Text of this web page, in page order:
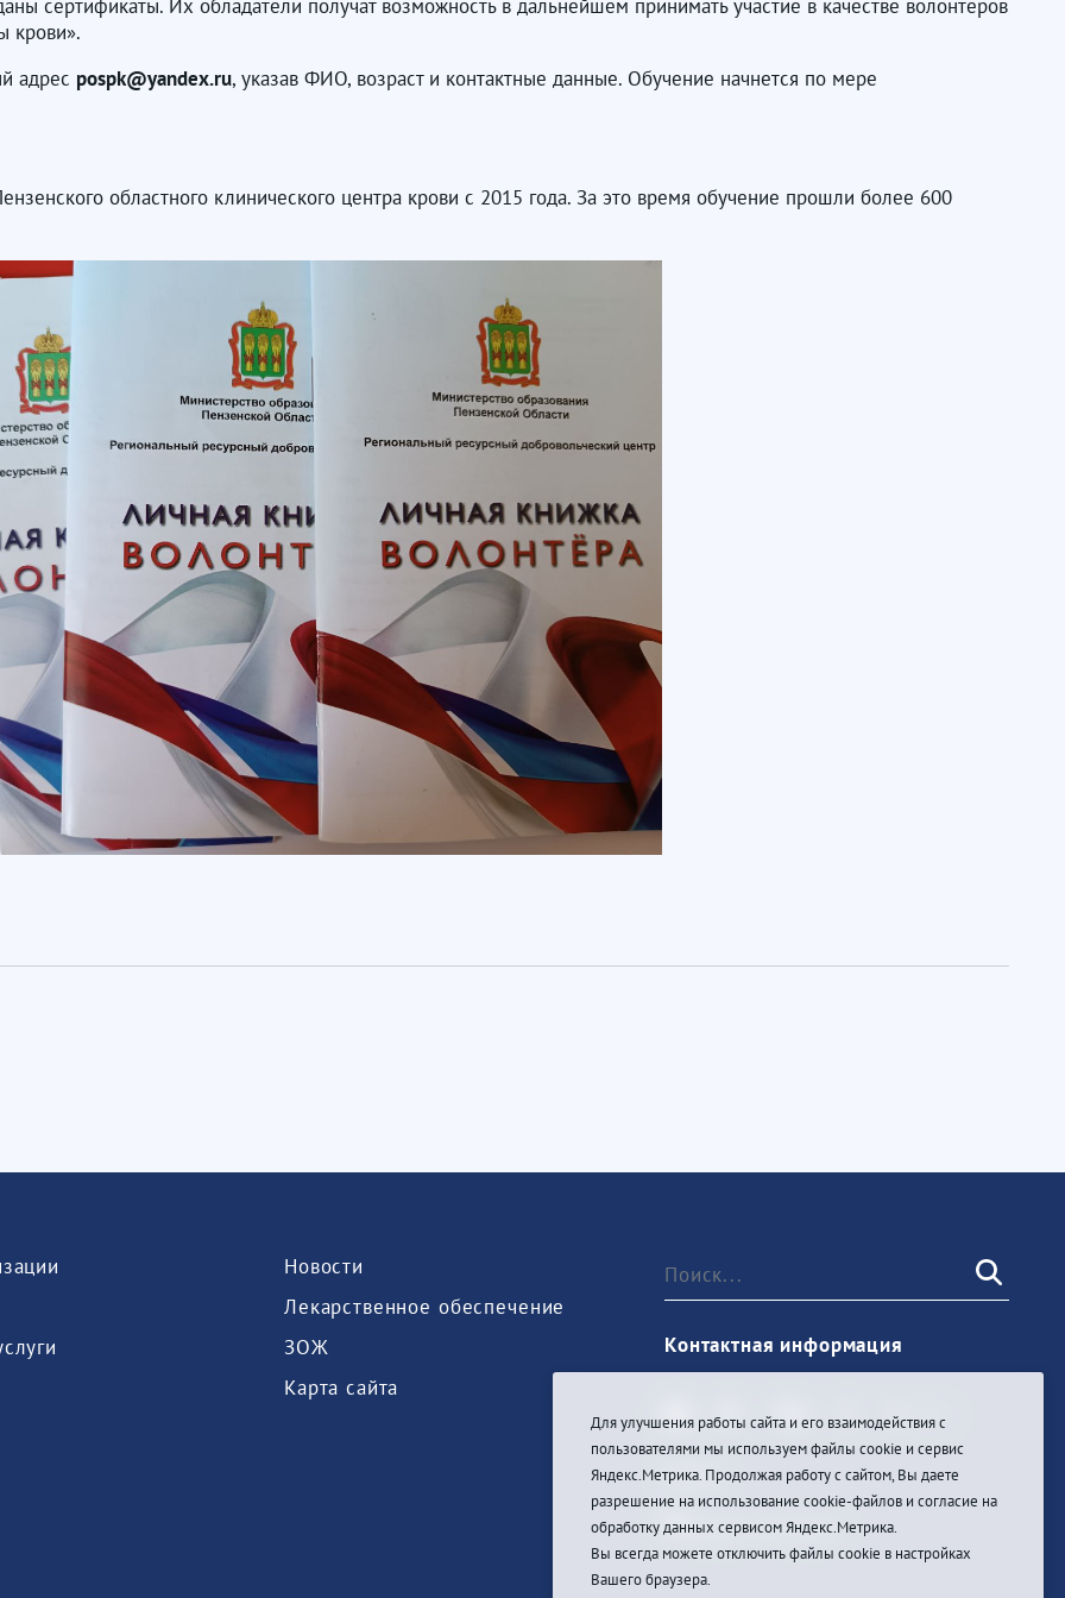
сертификаты. Их обладатели получат возможность в дальнейшем принимать участие в качестве волонтеров
крови».
адрес pospk@yandex.ru, указав ФИО, возраст и контактные данные. Обучение начнется по мере
областного клинического центра крови с 2015 года. За это время обучение прошли более 600
Новости
Лекарственное обеспечение
ЗОЖ
Карта сайта
Контактная информация
Войти
Для улучшения работы сайта и его взаимодействия с
пользователями мы используем файлы cookie и сервис
Яндекс.Метрика. Продолжая работу с сайтом, Вы даете
разрешение на использование cookie-файлов и согласие на
обработку данных сервисом Яндекс.Метрика.
Вы всегда можете отключить файлы cookie в настройках
Вашего браузера.